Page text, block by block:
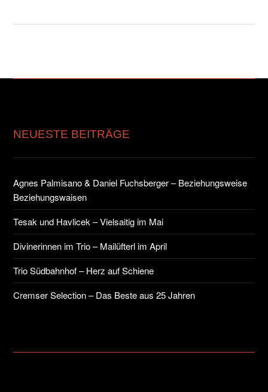
NEUESTE BEITRÄGE
Agnes Palmisano & Daniel Fuchsberger – Beziehungsweise
Beziehungswaisen
Tesak und Havlicek – Vielsaitig im Mai
Divinerinnen im Trio – Mailüfterl im April
Trio Südbahnhof – Herz auf Schiene
Cremser Selection – Das Beste aus 25 Jahren